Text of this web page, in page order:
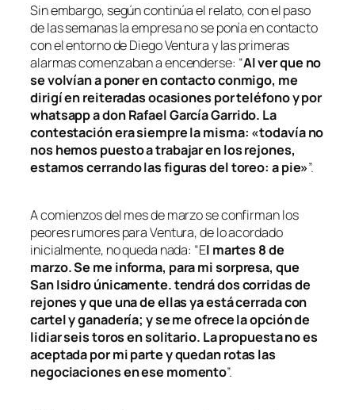
Sin embargo, según continúa el relato, con el paso
de las semanas la empresa no se ponía en contacto
con el entorno de Diego Ventura y las primeras
alarmas comenzaban a encenderse: “Al ver que no
se volvían a poner en contacto conmigo, me
dirigí en reiteradas ocasiones por teléfono y por
whatsapp a don Rafael García Garrido. La
contestación era siempre la misma: «todavía no
nos hemos puesto a trabajar en los rejones,
estamos cerrando las figuras del toreo: a pie»”.
A comienzos del mes de marzo se confirman los
peores rumores para Ventura, de lo acordado
inicialmente, no queda nada: “El martes 8 de
marzo. Se me informa, para mi sorpresa, que
San Isidro únicamente. tendrá dos corridas de
rejones y que una de ellas ya está cerrada con
cartel y ganadería; y se me ofrece la opción de
lidiar seis toros en solitario. La propuesta no es
aceptada por mi parte y quedan rotas las
negociaciones en ese momento”.